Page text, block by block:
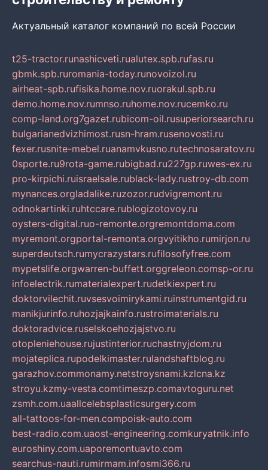
Актуальный каталог компаний по всей России
t25-tractor.runashicveti.rualutex.spb.rufas.ru
gbmk.spb.ruromania-today.runovoizol.ru
airheat-spb.rufisika.home.nov.ruorakul.spb.ru
demo.home.nov.rumnso.ruhome.nov.rucemko.ru
comp-land.org7gazet.rubicom-oil.rusuperiorsearch.ru
bulgarianedvizhimost.rusn-hram.rusenovosti.ru
fexer.rusnite-mebel.ruanamvkusno.rutechnosaratov.ru
0sporte.ru9rota-game.rubigbad.ru227gp.ruwes-ex.ru
pro-kirpichi.ruisraelsale.rublack-lady.rustroy-db.com
mynances.orgladalike.ruzozor.rudvigremont.ru
odnokartinki.ruhtccare.rublogizotovoy.ru
oysters-digital.ruo-remonte.orgremontdoma.com
myremont.orgportal-remonta.orgvyitikho.rumirjon.ru
superdeutsch.rumycrazystars.rufilosofyfree.com
mypetslife.orgwarren-buffett.orggreleon.comsp-or.ru
infoelectrik.rumaterialexpert.rudetkiexpert.ru
doktorvilechit.ruvsesvoimirykami.ruinstrumentgid.ru
manikjurinfo.ruhozjajkainfo.rustroimaterials.ru
doktoradvice.ruselskoehozjajstvo.ru
otopleniehouse.rujustinterior.ruchastnyjdom.ru
mojateplica.rupodelkimaster.rulandshaftblog.ru
garazhov.commonamy.netstroysnami.kzlcna.kz
stroyu.kzmy-vesta.comtimeszp.comavtoguru.net
zsmh.com.uaallcelebsplasticsurgery.com
all-tattoos-for-men.compoisk-auto.com
best-radio.com.uaost-engineering.comkuryatnik.info
euroshiny.com.uaporemontuavto.com
searchus-nauti.rumirmam.infosmi366.ru